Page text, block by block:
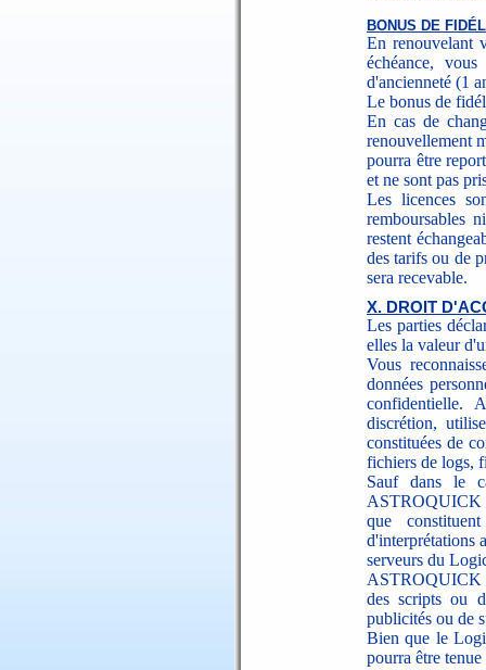
BONUS DE
En renouvelant
échéance,
d'ancienneté (1
Le bonus de
En cas de
renouvellement
pourra être
et ne sont pas
Les licences
remboursables
restent
des tarifs ou de
sera recevable.
X. DROIT
Les parties
elles la valeur
Vous
données
confidentielle.
discrétion,
constituées de
fichiers de logs,
Sauf dans le
ASTROQUICK
que
d'interprétations
serveurs du
ASTROQUICK
des scripts ou
publicités ou de
Bien que le
pourra être